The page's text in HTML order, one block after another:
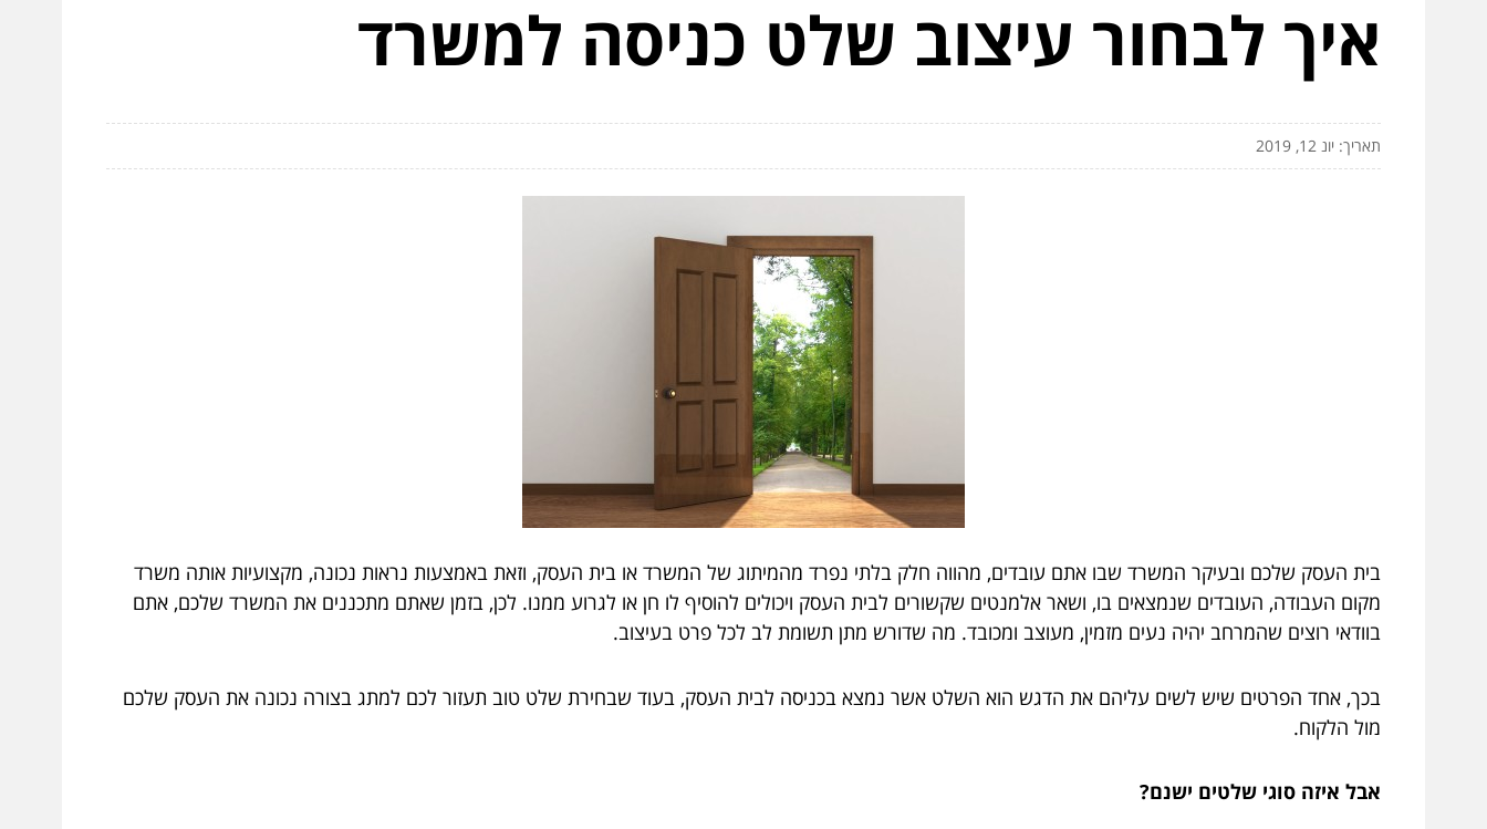
איך לבחור עיצוב שלט כניסה למשרד
תאריך: יונ 12, 2019
בית העסק שלכם ובעיקר המשרד שבו אתם עובדים, מהווה חלק בלתי נפרד מהמיתוג של המשרד או בית העסק, וזאת באמצעות נראות נכונה, מקצועיות אותה משרד
מקום העבודה, העובדים שנמצאים בו, ושאר אלמנטים שקשורים לבית העסק ויכולים להוסיף לו חן או לגרוע ממנו. לכן, בזמן שאתם מתכננים את המשרד שלכם, אתם
בוודאי רוצים שהמרחב יהיה נעים מזמין, מעוצב ומכובד. מה שדורש מתן תשומת לב לכל פרט בעיצוב.
בכך, אחד הפרטים שיש לשים עליהם את הדגש הוא השלט אשר נמצא בכניסה לבית העסק, בעוד שבחירת שלט טוב תעזור לכם למתג בצורה נכונה את העסק שלכם
מול הלקוח.
אבל איזה סוגי שלטים ישנם?